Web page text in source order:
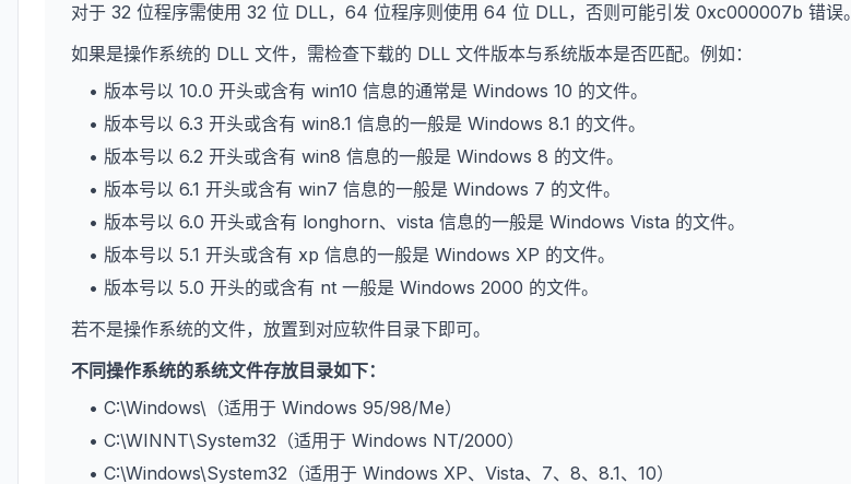
对于 32 位程序需使用 32 位 DLL，64 位程序则使用 64 位 DLL，否则可能引发 0xc000007b 错误。
如果是操作系统的 DLL 文件，需检查下载的 DLL 文件版本与系统版本是否匹配。例如：
• 版本号以 10.0 开头或含有 win10 信息的通常是 Windows 10 的文件。
• 版本号以 6.3 开头或含有 win8.1 信息的一般是 Windows 8.1 的文件。
• 版本号以 6.2 开头或含有 win8 信息的一般是 Windows 8 的文件。
• 版本号以 6.1 开头或含有 win7 信息的一般是 Windows 7 的文件。
• 版本号以 6.0 开头或含有 longhorn、vista 信息的一般是 Windows Vista 的文件。
• 版本号以 5.1 开头或含有 xp 信息的一般是 Windows XP 的文件。
• 版本号以 5.0 开头的或含有 nt 一般是 Windows 2000 的文件。
若不是操作系统的文件，放置到对应软件目录下即可。
不同操作系统的系统文件存放目录如下：
• C:\Windows\（适用于 Windows 95/98/Me）
• C:\WINNT\System32（适用于 Windows NT/2000）
• C:\Windows\System32（适用于 Windows XP、Vista、7、8、8.1、10）